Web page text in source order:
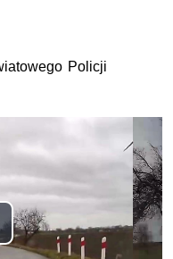
Policji